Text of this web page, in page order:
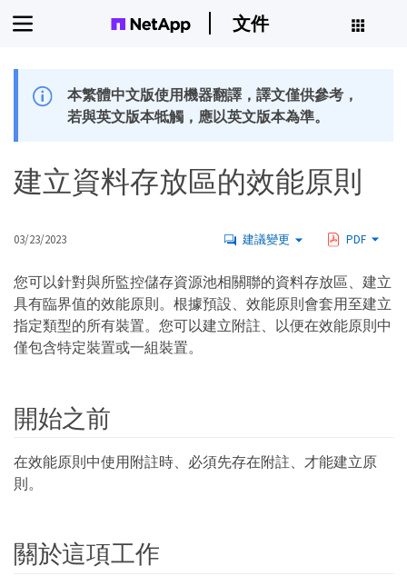
文件
本繁體中文版使用機器翻譯，譯文僅供參考，
若與英文版本牴觸，應以英文版本為準。
建立資料存放區的效能原則
03/23/2023 建議變更 PDF
您可以針對與所監控儲存資源池相關聯的資料存放區、建立
具有臨界值的效能原則。根據預設、效能原則會套用至建立
指定類型的所有裝置。您可以建立附註、以便在效能原則中
僅包含特定裝置或一組裝置。
開始之前
在效能原則中使用附註時、必須先存在附註、才能建立原
則。
關於這項工作